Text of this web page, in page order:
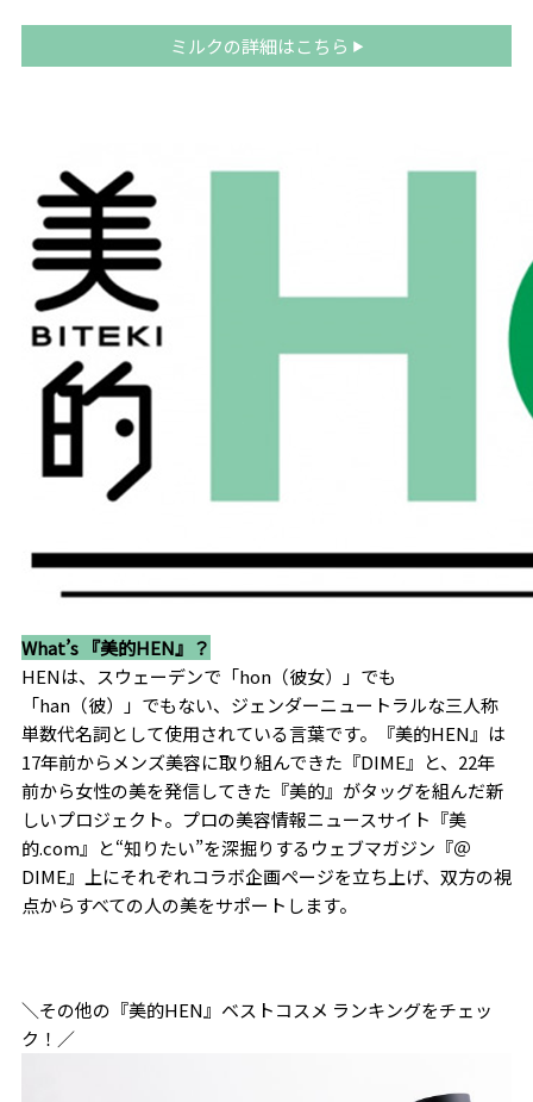
ミルクの詳細はこちら
What’s 『美的HEN』？
HENは、スウェーデンで「hon（彼女）」でも
「han（彼）」でもない、ジェンダーニュートラルな三人称
単数代名詞として使用されている言葉です。『美的HEN』は
17年前からメンズ美容に取り組んできた『DIME』と、22年
前から女性の美を発信してきた『美的』がタッグを組んだ新
しいプロジェクト。プロの美容情報ニュースサイト『美
的.com』と“知りたい”を深掘りするウェブマガジン『＠
DIME』上にそれぞれコラボ企画ページを立ち上げ、双方の視
点からすべての人の美をサポートします。
＼その他の『美的HEN』ベストコスメ ランキングをチェッ
ク！／